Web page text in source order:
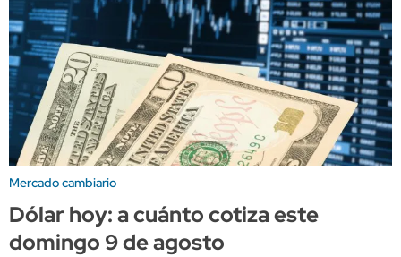
Mercado cambiario
Dólar hoy: a cuánto cotiza este
domingo 9 de agosto